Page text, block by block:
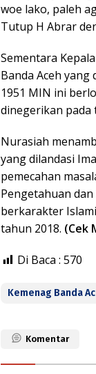
woe lako, paleh
Tutup H Abrar
Sementara
Banda Aceh
1951 MIN ini
dinegerikan pada
Nurasiah
yang dilandasi
pemecahan
Pengetahuan
berkarakter
tahun 2018. (Cek
Di Baca : 570
Kemenag Banda
Komentar